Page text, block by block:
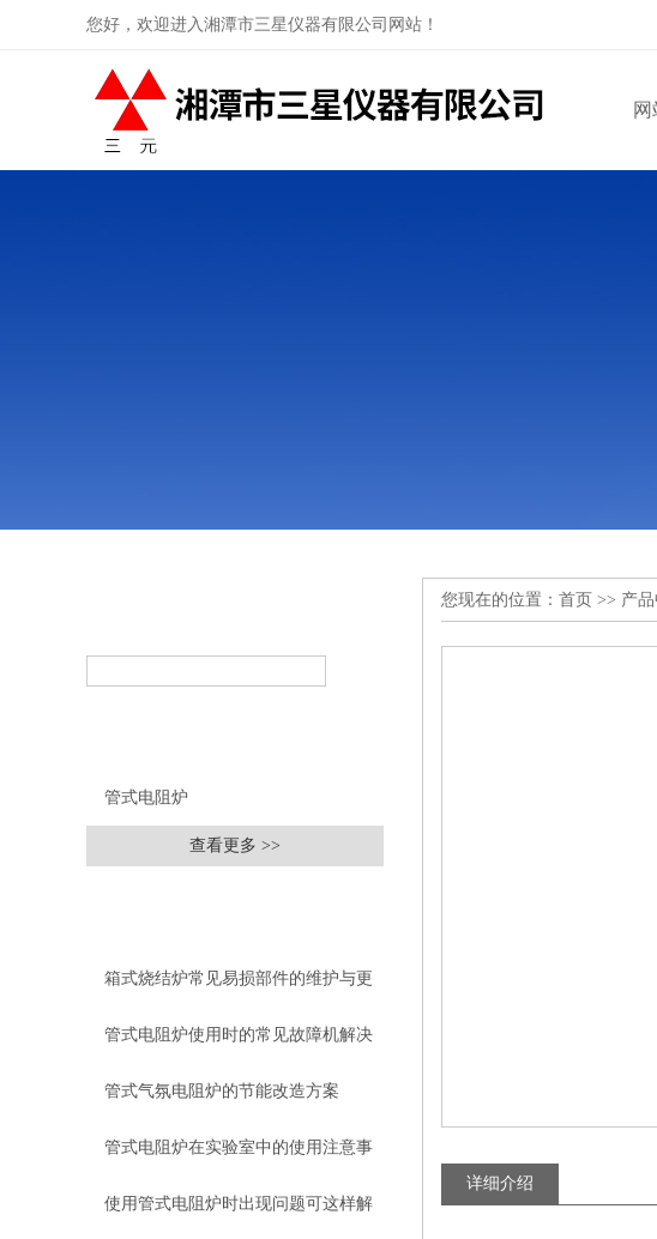
您好，欢迎进入湘潭市三星仪器有限公司网站！
管式电阻炉
查看更多 >>
箱式烧结炉常见易损部件的维护与更
换指南
管式电阻炉使用时的常见故障机解决
方法
管式气氛电阻炉的节能改造方案
管式电阻炉在实验室中的使用注意事
项有哪些？
使用管式电阻炉时出现问题可这样解
您现在的位置： 首页 >> 产
详细介绍